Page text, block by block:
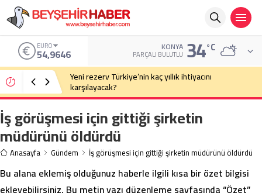
EURO
54,9646 KONYA
PARÇALI BULUTLU 34°C
Yeni rezerv Türkiye’nin kaç yıllık ihtiyacını
karşılayacak?
İş görüşmesi için gittiği şirketin
müdürünü öldürdü
Anasayfa Gündem İş görüşmesi için gittiği şirketin müdürünü öldürdü
Bu alana eklemiş olduğunuz haberle ilgili kısa bir özet bilgisi
ekleyebilirsiniz. Bu metin yazı düzenleme sayfasında “Özet”